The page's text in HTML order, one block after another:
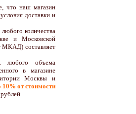
что наш магазин
доставки и
любого количества
и Московской
МКАД) составляет
любого объема
в магазине
Москвы и
10% от стоимости